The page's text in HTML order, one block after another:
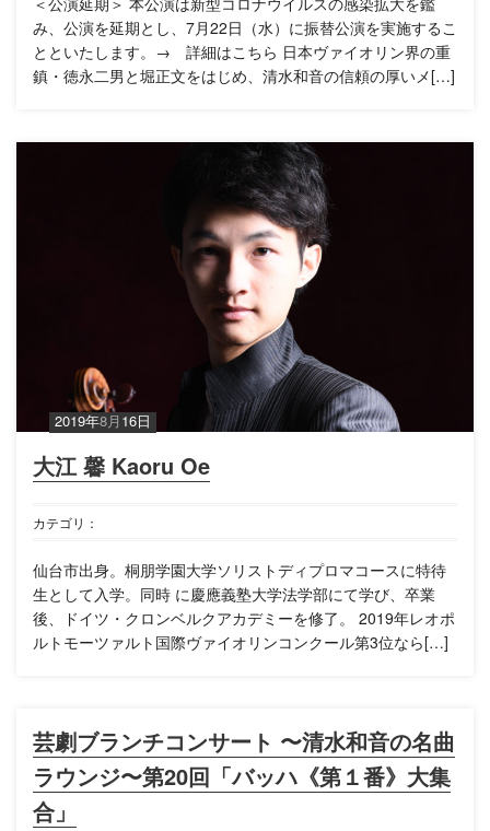
み、公演を延期とし、7月22日（水）に振替公演を実施するこ
とといたします。→ 詳細はこちら 日本ヴァイオリン界の重
鎮・徳永二男と堀正文をはじめ、清水和音の信頼の厚いメ[…]
2019年8月 16日
大江 馨 Kaoru Oe
カテゴリ：
仙台市出身。桐朋学園大学ソリストディプロマコースに特待
生として入学。同時 に慶應義塾大学法学部にて学び、卒業
後、ドイツ・クロンベルクアカデミーを修了。 2019年レオポ
ルトモーツァルト国際ヴァイオリンコンクール第3位なら[…]
芸劇ブランチコンサート 〜清水和音の名曲
ラウンジ〜第20回「バッハ《第１番》大集
合」